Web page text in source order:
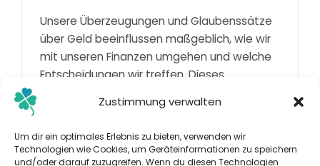
Zustimmung verwalten
Um dir ein optimales Erlebnis zu bieten, verwenden wir
Technologien wie Cookies, um Geräteinformationen zu speichern
und/oder darauf zuzugreifen. Wenn du diesen Technologien
Unsere Überzeugungen und Glaubenssätze
über Geld beeinflussen maßgeblich, wie wir
mit unseren Finanzen umgehen und welche
Entscheidungen wir treffen. Dieses
wir Geld bewusst steuern – oder unbewusst
Weiterlesen